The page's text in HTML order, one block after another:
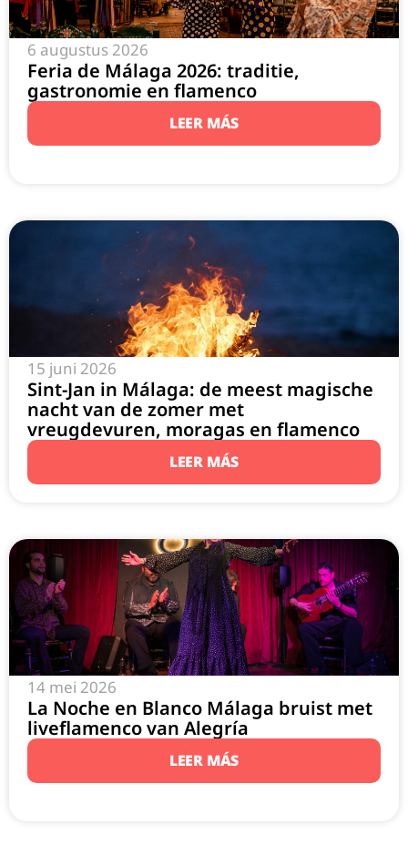
6 augustus 2026
Feria de Málaga 2026: traditie,
gastronomie en flamenco
LEER MÁS
15 juni 2026
Sint-Jan in Málaga: de meest magische
nacht van de zomer met
vreugdevuren, moragas en flamenco
LEER MÁS
14 mei 2026
La Noche en Blanco Málaga bruist met
liveflamenco van Alegría
LEER MÁS